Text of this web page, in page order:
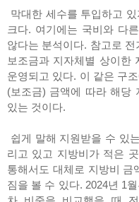
막대한 세수를 투입하고
크다. 여기에는 국비와 다
않다는 분석이다. 참고로
보조금과 지자체별 상이한
운영되고 있다. 이 같은 구
(보조금) 금액에 따라 해당
있는 것이다.
쉽게 말해 지원받을 수 있
리고 있고 지방비가 적은
통해서도 대체로 지방비 금
짐을 볼 수 있다. 2024년 1